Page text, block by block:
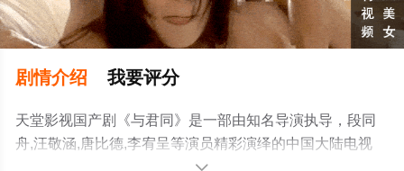
剧情介绍 我要评分
天堂影视国产剧《与君同》是一部由知名导演执导，段同
舟,汪敬涵,唐比德,李宥呈等演员精彩演绎的中国大陆电视
剧，手机免费观看高清未删减完整版电视剧全集就上电影
